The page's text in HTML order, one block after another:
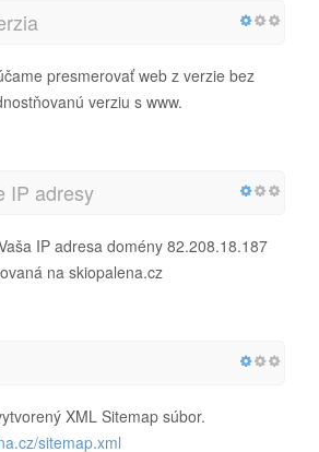
presmerovať web z verzie bez
verziu s www.
IP adresy
IP adresa domény 82.208.18.187
na skiopalena.cz
XML Sitemap súbor.
sitemap.xml